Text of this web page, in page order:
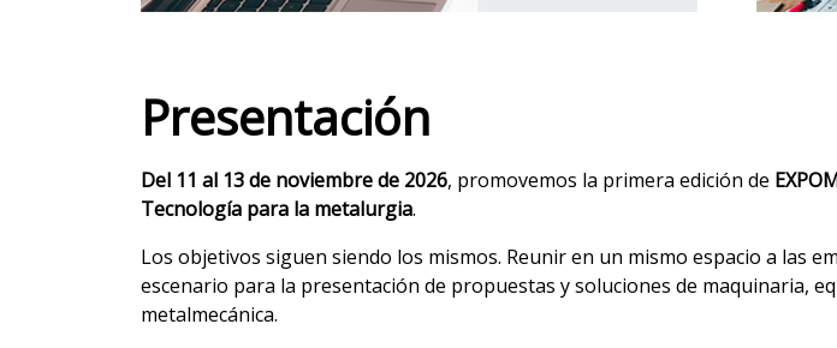
Presentación
Del 11 al 13 de noviembre de 2026, promovemos la primera edición de
Tecnología para la metalurgia.
Los objetivos siguen siendo los mismos. Reunir en un mismo espacio a las
escenario para la presentación de propuestas y soluciones de maquinaria,
metalmecánica.